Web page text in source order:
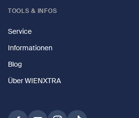
TOOLS & INFOS
Service
Informationen
Blog
Über WIENXTRA